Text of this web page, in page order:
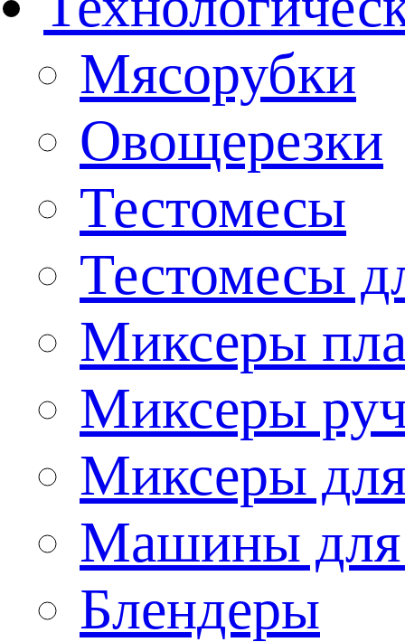
Мясорубки
Овощерезки
Тестомесы
Тестомесы
Миксеры
Миксеры
Миксеры
Машины для
Блендеры